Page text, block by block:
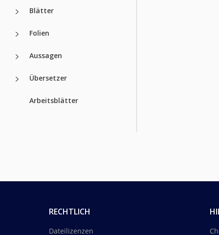
Blätter
Folien
Aussagen
Übersetzer
Arbeitsblätter
RECHTLICH
Dateilizenzen